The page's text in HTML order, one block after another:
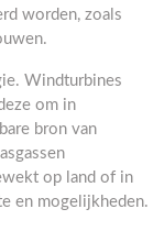
worden, zoals
Windturbines
om in
bron van
op land of in
en mogelijkheden.